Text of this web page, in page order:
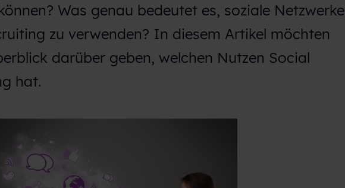
Was genau bedeutet es, soziale Netzwerke
zu verwenden? In diesem Artikel möchten
darüber geben, welchen Nutzen Social
hat.